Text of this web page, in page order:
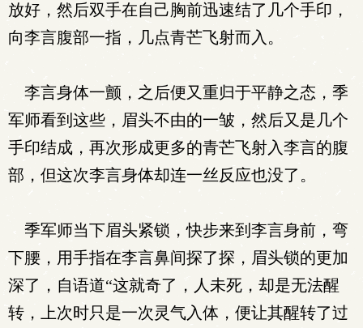
放好，然后双手在自己胸前迅速结了几个手印，
向李言腹部一指，几点青芒飞射而入。
李言身体一颤，之后便又重归于平静之态，季
军师看到这些，眉头不由的一皱，然后又是几个
手印结成，再次形成更多的青芒飞射入李言的腹
部，但这次李言身体却连一丝反应也没了。
季军师当下眉头紧锁，快步来到李言身前，弯
下腰，用手指在李言鼻间探了探，眉头锁的更加
深了，自语道“这就奇了，人未死，却是无法醒
转，上次时只是一次灵气入体，便让其醒转了过